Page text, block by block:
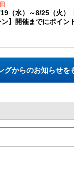
（水）～8/25（火）
】開催までにポイン
グからのお知らせを